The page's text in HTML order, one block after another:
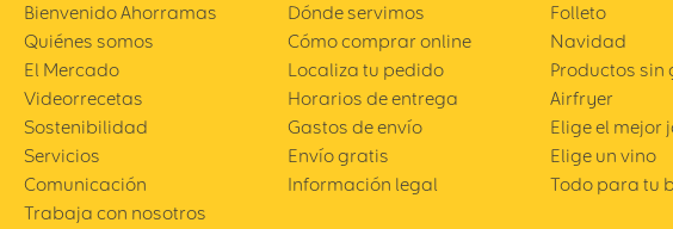
Bienvenido Ahorramas
Quiénes somos
El Mercado
Videorrecetas
Sostenibilidad
Servicios
Comunicación
Trabaja con nosotros
Dónde servimos
Cómo comprar online
Localiza tu pedido
Horarios de entrega
Gastos de envío
Envío gratis
Información legal
Folleto
Navidad
Productos sin
Airfryer
Elige el mejor
Elige un vino
Todo para tu